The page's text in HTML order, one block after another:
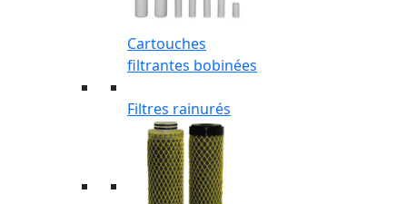
Cartouches
filtrantes bobinées
Filtres rainurés